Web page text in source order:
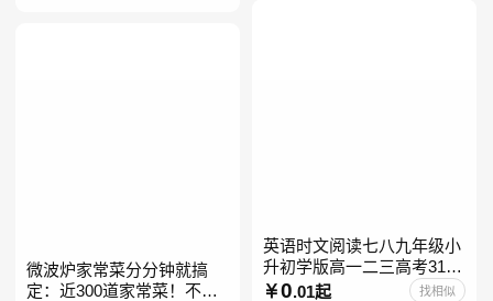
英语时文阅读七八九年级小
升初学版高一二三高考31期
30快捷英语阅读理解2027
0.01起 找相似
微波炉家常菜分分钟就搞
定：近300道家常菜！不开